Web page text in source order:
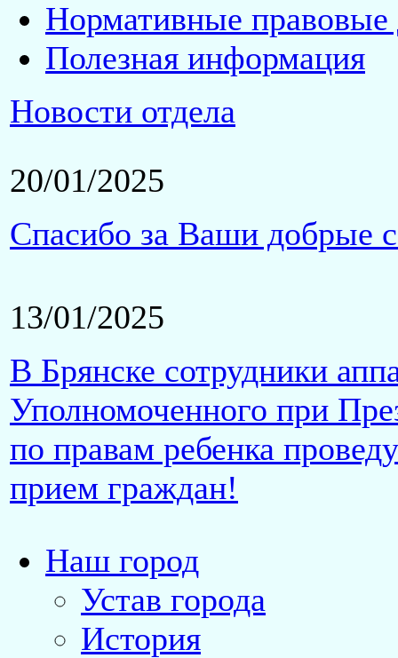
Нормативные
Полезная информация
Новости отдела
20/01/2025
Спасибо за Ваши добрые
13/01/2025
В Брянске сотрудники
Уполномоченного при
по правам ребенка
прием граждан!
Наш город
Устав города
История